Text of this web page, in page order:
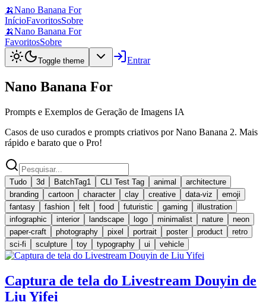
🍌Nano Banana For
InícioFavoritosSobre
🍌Nano Banana For
FavoritosSobre
Toggle theme Entrar
Nano Banana For
Prompts e Exemplos de Geração de Imagens IA
Casos de uso curados e prompts criativos por Nano Banana 2. Mais
rápido e barato que o Pro!
Tudo 3d BatchTag1 CLI Test Tag animal
architecture
branding
cartoon character clay creative data-viz
emoji
fantasy
fashion felt food futuristic gaming
illustration
infographic
interior landscape logo minimalist nature
neon
paper-craft
photography pixel portrait poster product
retro
sci-fi
sculpture toy typography ui vehicle
Captura de tela do Livestream Douyin de
Liu Yifei